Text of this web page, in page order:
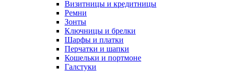
Визитницы и кредитницы
Ремни
Зонты
Ключницы и брелки
Шарфы и платки
Перчатки и шапки
Кошельки и портмоне
Галстуки